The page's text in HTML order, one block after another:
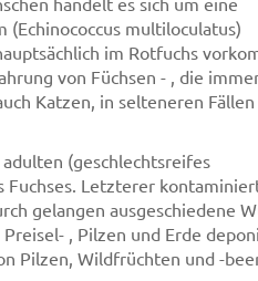
(Echinococcus multiloculatus)
im Rotfuchs
von Füchsen - , die
Katzen, in selteneren Fällen
(geschlechtsreifes
Fuchses. Letzterer
gelangen ausgeschiedene
, Pilzen und Erde
Pilzen, Wildfrüchten und -